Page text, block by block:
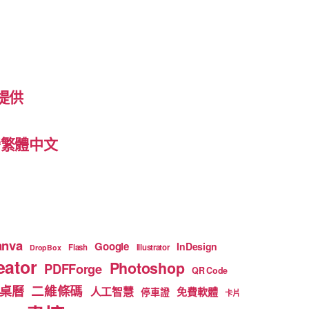
供
體中文
DropBox Flash Google Illustrator InDesign
PDFForge Photoshop QR Code
曆 二維條碼 人工智慧 停車證 免費軟體 卡片